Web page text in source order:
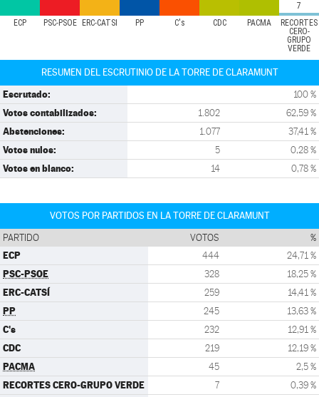
ECP PSC-PSOE ERC-CATSÍ PP C's CDC PACMA
RECORTES
CERO-
GRUPO
VERDE
7
RESUMEN DEL ESCRUTINIO DE LA TORRE DE CLARAMUNT
Escrutado: 100 %
Votos contabilizados: 1.802 62,59 %
Abstenciones: 1.077 37,41 %
Votos nulos: 5 0,28 %
Votos en blanco: 14 0,78 %
VOTOS POR PARTIDOS EN LA TORRE DE CLARAMUNT
PARTIDO VOTOS %
ECP 444 24,71 %
PSC-PSOE 328 18,25 %
ERC-CATSÍ 259 14,41 %
PP 245 13,63 %
C's 232 12,91 %
CDC 219 12,19 %
PACMA 45 2,5 %
RECORTES CERO-GRUPO VERDE 7 0,39 %